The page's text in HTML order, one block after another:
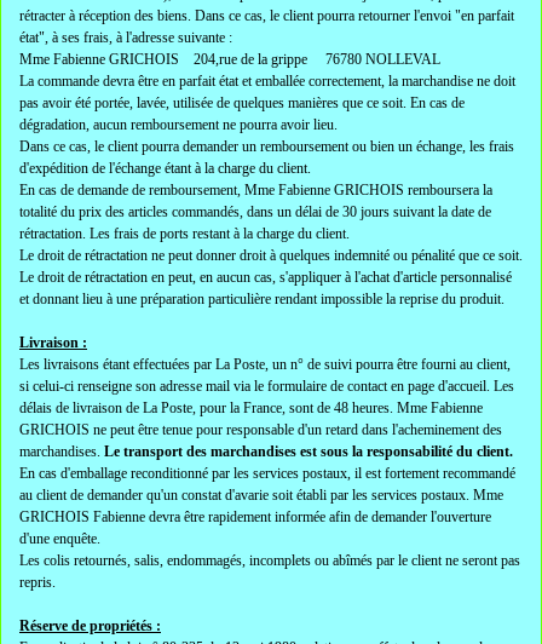
rétracter à réception des biens. Dans ce cas, le client pourra retourner l'envoi "en parfait
état", à ses frais, à l'adresse suivante :
Mme Fabienne GRICHOIS 204,rue de la grippe 76780 NOLLEVAL
La commande devra être en parfait état et emballée correctement, la marchandise ne doit
pas avoir été portée, lavée, utilisée de quelques manières que ce soit. En cas de
dégradation, aucun remboursement ne pourra avoir lieu.
Dans ce cas, le client pourra demander un remboursement ou bien un échange, les frais
d'expédition de l'échange étant à la charge du client.
En cas de demande de remboursement, Mme Fabienne GRICHOIS remboursera la
totalité du prix des articles commandés, dans un délai de 30 jours suivant la date de
rétractation. Les frais de ports restant à la charge du client.
Le droit de rétractation ne peut donner droit à quelques indemnité ou pénalité que ce soit.
Le droit de rétractation en peut, en aucun cas, s'appliquer à l'achat d'article personnalisé
et donnant lieu à une préparation particulière rendant impossible la reprise du produit.
Livraison :
Les livraisons étant effectuées par La Poste, un n° de suivi pourra être fourni au client,
si celui-ci renseigne son adresse mail via le formulaire de contact en page d'accueil. Les
délais de livraison de La Poste, pour la France, sont de 48 heures. Mme Fabienne
GRICHOIS ne peut être tenue pour responsable d'un retard dans l'acheminement des
marchandises. Le transport des marchandises est sous la responsabilité du client.
En cas d'emballage reconditionné par les services postaux, il est fortement recommandé
au client de demander qu'un constat d'avarie soit établi par les services postaux. Mme
GRICHOIS Fabienne devra être rapidement informée afin de demander l'ouverture
d'une enquête.
Les colis retournés, salis, endommagés, incomplets ou abîmés par le client ne seront pas
repris.
Réserve de propriétés :